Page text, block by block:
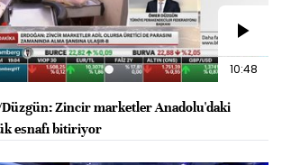
10:48
Düzgün: Zincir marketler Anadolu'daki
esnafı bitiriyor